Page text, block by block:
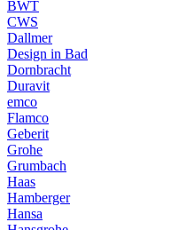
BWT
CWS
Dallmer
Design in Bad
Dornbracht
Duravit
emco
Flamco
Geberit
Grohe
Grumbach
Haas
Hamberger
Hansa